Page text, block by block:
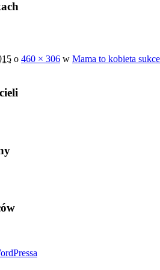
o 460 × 306 w Mama to kobieta